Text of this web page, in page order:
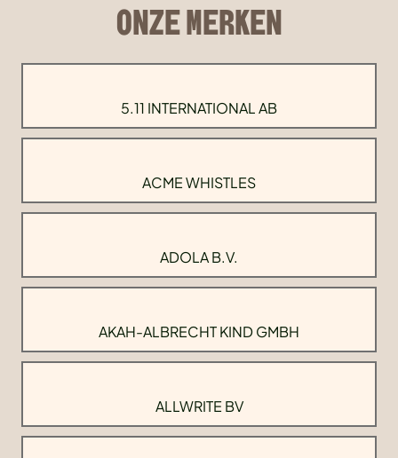
ONZE MERKEN
5.11 INTERNATIONAL AB
ACME WHISTLES
ADOLA B.V.
AKAH-ALBRECHT KIND GMBH
ALLWRITE BV